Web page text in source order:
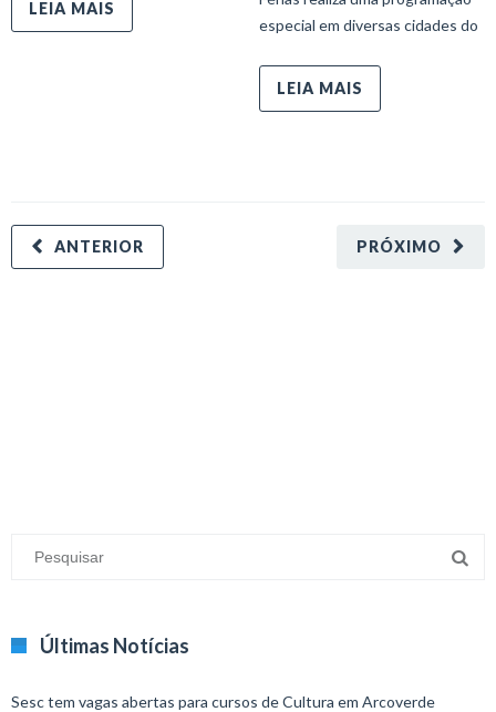
LEIA MAIS
especial em diversas cidades do
LEIA MAIS
PRÓXIMO
ANTERIOR
Últimas Notícias
Sesc tem vagas abertas para cursos de Cultura em Arcoverde